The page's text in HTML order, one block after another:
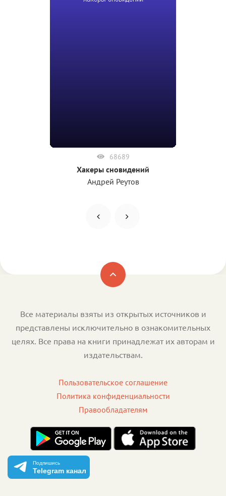
68689
Хакеры сновидений
Андрей Реутов
Все материалы взяты из открытых источников и
представлены исключительно в ознакомительных
целях. Все права на книги принадлежат их авторам и
издательствам.
Пользовательское соглашение
Политика конфиденциальности
Правообладателям
Подпишись
Telegram канал